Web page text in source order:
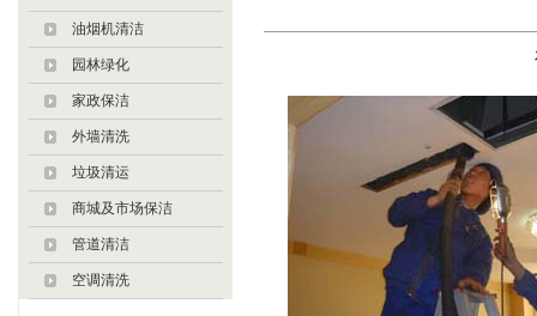
油烟机清洁
园林绿化
家政保洁
外墙清洗
垃圾清运
商城及市场保洁
管道清洁
空调清洗